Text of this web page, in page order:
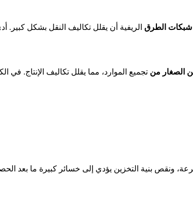
شبكات الطرق الريفية أن يقلل تكاليف النقل بشكل
الصغار من